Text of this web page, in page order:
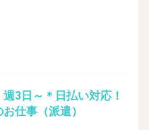
週3日～＊日払い対応！
仕事（派遣）